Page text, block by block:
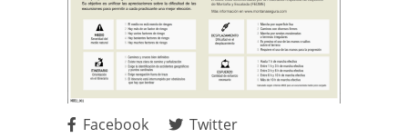
Facebook
Twitter